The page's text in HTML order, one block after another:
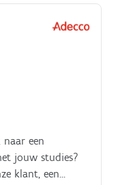
Les
:. Encodage
Suivi des
documents
entre les
een
jouw studies?
klant, een